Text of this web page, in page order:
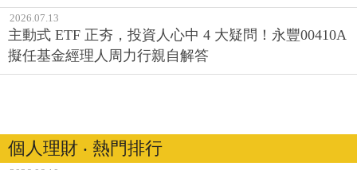
2026.07.13
主動式 ETF 正夯，投資人心中 4 大疑問！永豐00410A
擬任基金經理人周力行親自解答
個人理財 ‧ 熱門排行